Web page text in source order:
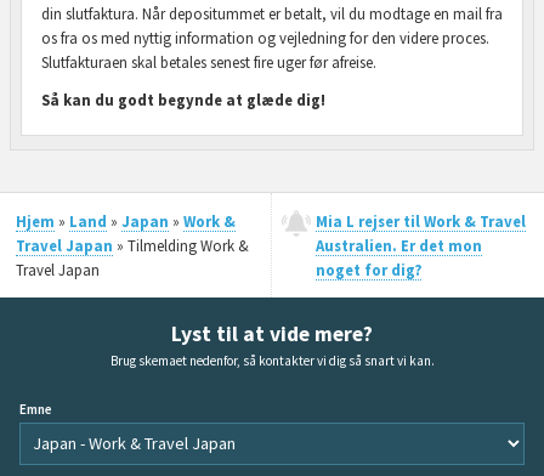
din slutfaktura. Når depositummet er betalt, vil du modtage en mail fra
os fra os med nyttig information og vejledning for den videre proces.
Slutfakturaen skal betales senest fire uger før afreise.
Så kan du godt begynde at glæde dig!
Hjem » Land » Japan » Work &
Travel Japan » Tilmelding Work &
Travel Japan
Mia L rejser til Work & Travel
Australien. Er det mon
noget for dig?
Lyst til at vide mere?
Brug skemaet nedenfor, så kontakter vi dig så snart vi kan.
Emne